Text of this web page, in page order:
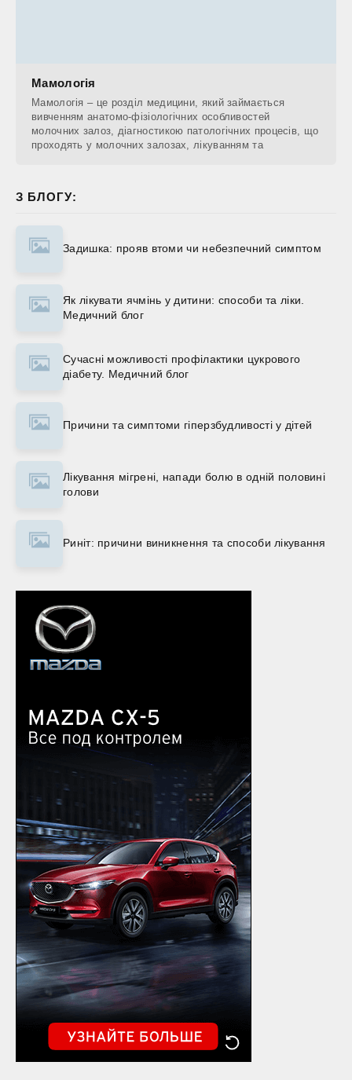
Мамологія
Мамологія – це розділ медицини, який займається
вивченням анатомо-фізіологічних особливостей
молочних залоз, діагностикою патологічних процесів, що
проходять у молочних залозах, лікуванням та
З БЛОГУ:
Задишка: прояв втоми чи небезпечний симптом
Як лікувати ячмінь у дитини: способи та ліки.
Медичний блог
Сучасні можливості профілактики цукрового
діабету. Медичний блог
Причини та симптоми гіперзбудливості у дітей
Лікування мігрені, напади болю в одній половині
голови
Риніт: причини виникнення та способи лікування